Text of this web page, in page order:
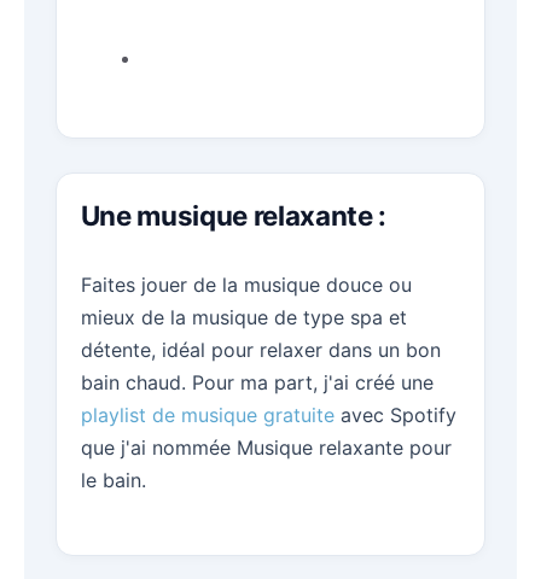
Une musique relaxante :
Faites jouer de la musique douce ou
mieux de la musique de type spa et
détente, idéal pour relaxer dans un bon
bain chaud. Pour ma part, j'ai créé une
playlist de musique gratuiteavec Spotify
que j'ai nommée Musique relaxante pour
le bain.